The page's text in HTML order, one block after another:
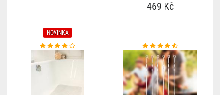
469 Kč
NOVINKA